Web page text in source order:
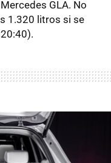
GLA. No
1.320 litros si se